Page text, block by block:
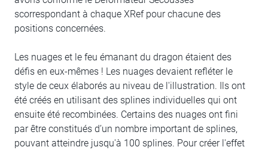
scorrespondant à chaque XRef pour chacune des
positions concernées.
Les nuages ​​et le feu émanant du dragon étaient des
défis en eux-mêmes ! Les nuages ​​devaient refléter le
style de ceux élaborés au niveau de l'illustration. Ils ont
été créés en utilisant des splines individuelles qui ont
ensuite été recombinées. Certains des nuages ​​ont fini
par être constitués d’un nombre important de splines,
pouvant atteindre jusqu'à 100 splines. Pour créer l'effet